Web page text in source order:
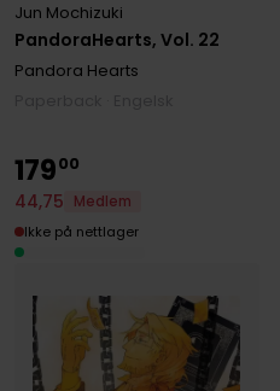
PandoraHearts, Vol. 22
Jun Mochizuki
Pandora Hearts
17900
44,75
Medlem
Ikke på nettlager